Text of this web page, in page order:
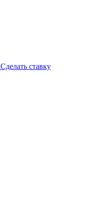
Сделать ставку